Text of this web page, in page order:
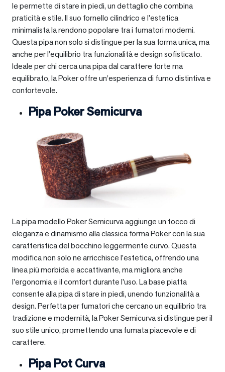
le permette di stare in piedi, un dettaglio che combina
praticità e stile. Il suo fornello cilindrico e l’estetica
minimalista la rendono popolare tra i fumatori moderni.
Questa pipa non solo si distingue per la sua forma unica, ma
anche per l’equilibrio tra funzionalità e design sofisticato.
Ideale per chi cerca una pipa dal carattere forte ma
equilibrato, la Poker offre un’esperienza di fumo distintiva e
confortevole.
Pipa Poker Semicurva
La pipa modello Poker Semicurva aggiunge un tocco di
eleganza e dinamismo alla classica forma Poker con la sua
caratteristica del bocchino leggermente curvo. Questa
modifica non solo ne arricchisce l’estetica, offrendo una
linea più morbida e accattivante, ma migliora anche
l’ergonomia e il comfort durante l’uso. La base piatta
consente alla pipa di stare in piedi, unendo funzionalità a
design. Perfetta per fumatori che cercano un equilibrio tra
tradizione e modernità, la Poker Semicurva si distingue per il
suo stile unico, promettendo una fumata piacevole e di
carattere.
Pipa Pot Curva